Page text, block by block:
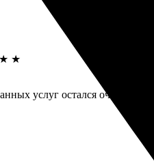
★ ★
услуг остался очень